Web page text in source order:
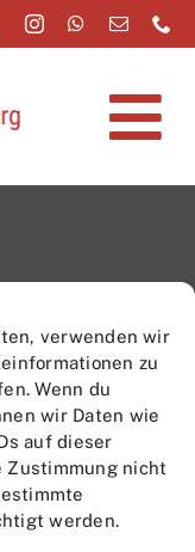
verwenden wir
zu
Wenn du
wir Daten wie
auf dieser
Zustimmung nicht
werden.
Impressum
Cookie-
Richtlinie (EU)